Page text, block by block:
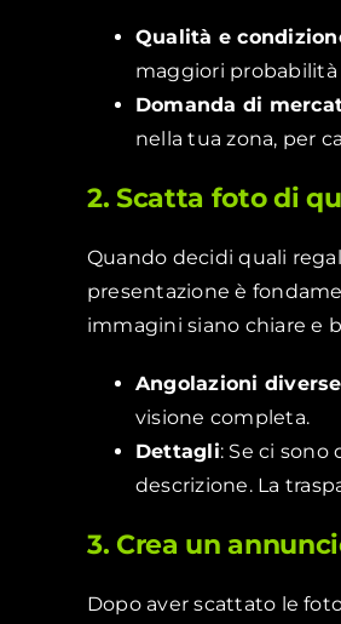
Qualità e
maggiori
Domanda di
nella tua zona, per
2. Scatta foto di
Quando decidi quali
presentazione è
immagini siano chiare e
Angolazioni diverse
visione completa.
Dettagli: Se ci
descrizione. La
3. Crea un
Dopo aver scattato le